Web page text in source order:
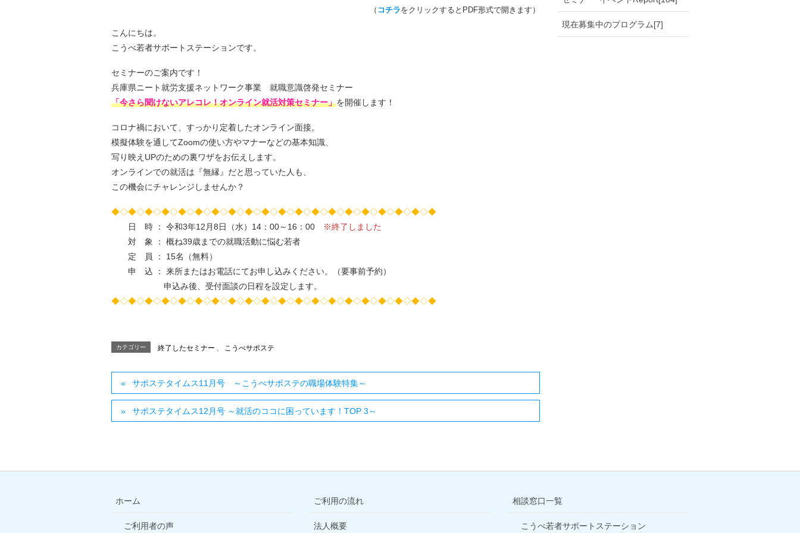
（ コチラをクリックするとPDF形式で開きます）
こんにちは。
こうべ若者サポートステーションです。
セミナーのご案内です！
兵庫県ニート就労支援ネットワーク事業 就職意識啓発セミナー
「今さら聞けないアレコレ！オンライン就活対策セミナー」を開催します！
コロナ禍において、すっかり定着したオンライン面接。
模擬体験を通してZoomの使い方やマナーなどの基本知識、
写り映えUPのための裏ワザをお伝えします。
オンラインでの就活は『無縁』だと思っていた人も、
この機会にチャレンジしませんか？
◆◇◆◇◆◇◆◇◆◇◆◇◆◇◆◇◆◇◆◇◆◇◆◇◆◇◆◇◆◇◆◇◆◇◆◇◆◇◆
日 時 ： 令和3年12月8日（水）14：00～16：00
※終了しました
対 象 ： 概ね39歳までの就職活動に悩む若者
定 員 ： 15名（無料）
申 込 ： 来所またはお電話にてお申し込みください。（要事前予約）
申込み後、受付面談の日程を設定します。
◆◇◆◇◆◇◆◇◆◇◆◇◆◇◆◇◆◇◆◇◆◇◆◇◆◇◆◇◆◇◆◇◆◇◆◇◆◇◆
カテゴリー 終了したセミナー こうべサポステ
サポステタイムス11月号 ～こうべサポステの職場体験特集～
サポステタイムス12月号 ～就活のココに困っています！TOP 3～
現在募集中のプログラム[7]
ホーム
ご利用者の声
ご利用の流れ
法人概要
相談窓口一覧
こうべ若者サポートステーション